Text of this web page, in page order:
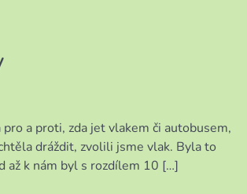
a proti, zda jet vlakem či autobusem,
dráždit, zvolili jsme vlak. Byla to
až k nám byl s rozdílem 10 […]